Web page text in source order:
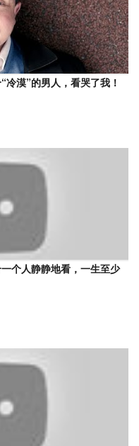
冷漠”的男人，看哭了我！
个人静静地看，一生至少